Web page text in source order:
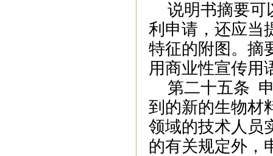
说明书摘要可
利申请，还应当
特征的附图。摘
用商业性宣传用
第二十五条
到的新的生物材
领域的技术人员
的有关规定外，